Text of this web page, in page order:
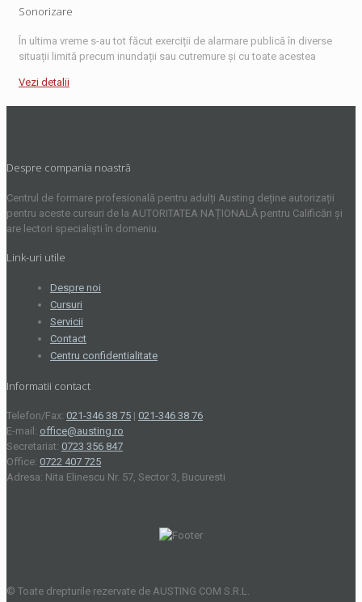
Sonorizare
În ultima vreme s-au tot făcut exerciții de alarmare publică în diverse
situații limită precum inundații sau cutremure și cu toate acestea
Vezi detalii
Despre compania noastră
Centrul de formare profesională pentru adulți Austing deține autorizații
pentru aceste cursuri de la AUTORITATEA NAȚIONALĂ pentru Calificări și
are lectori specialiști în domeniu.
Link-uri utile
Despre noi
Cursuri
Servicii
Contact
Centru confidentialitate
Informatii contact
Telefon/Fax: 021-346 38 75 | 021-346 38 76
E-mail: office@austing.ro
Secretariat: 0723 356 847
Office: 0722 407 725
Adresa: Nita Elinescu Nr. 57, Sector 3, Bucuresti
© Toate drepturile rezervate de AUSTING COM S.R.L.